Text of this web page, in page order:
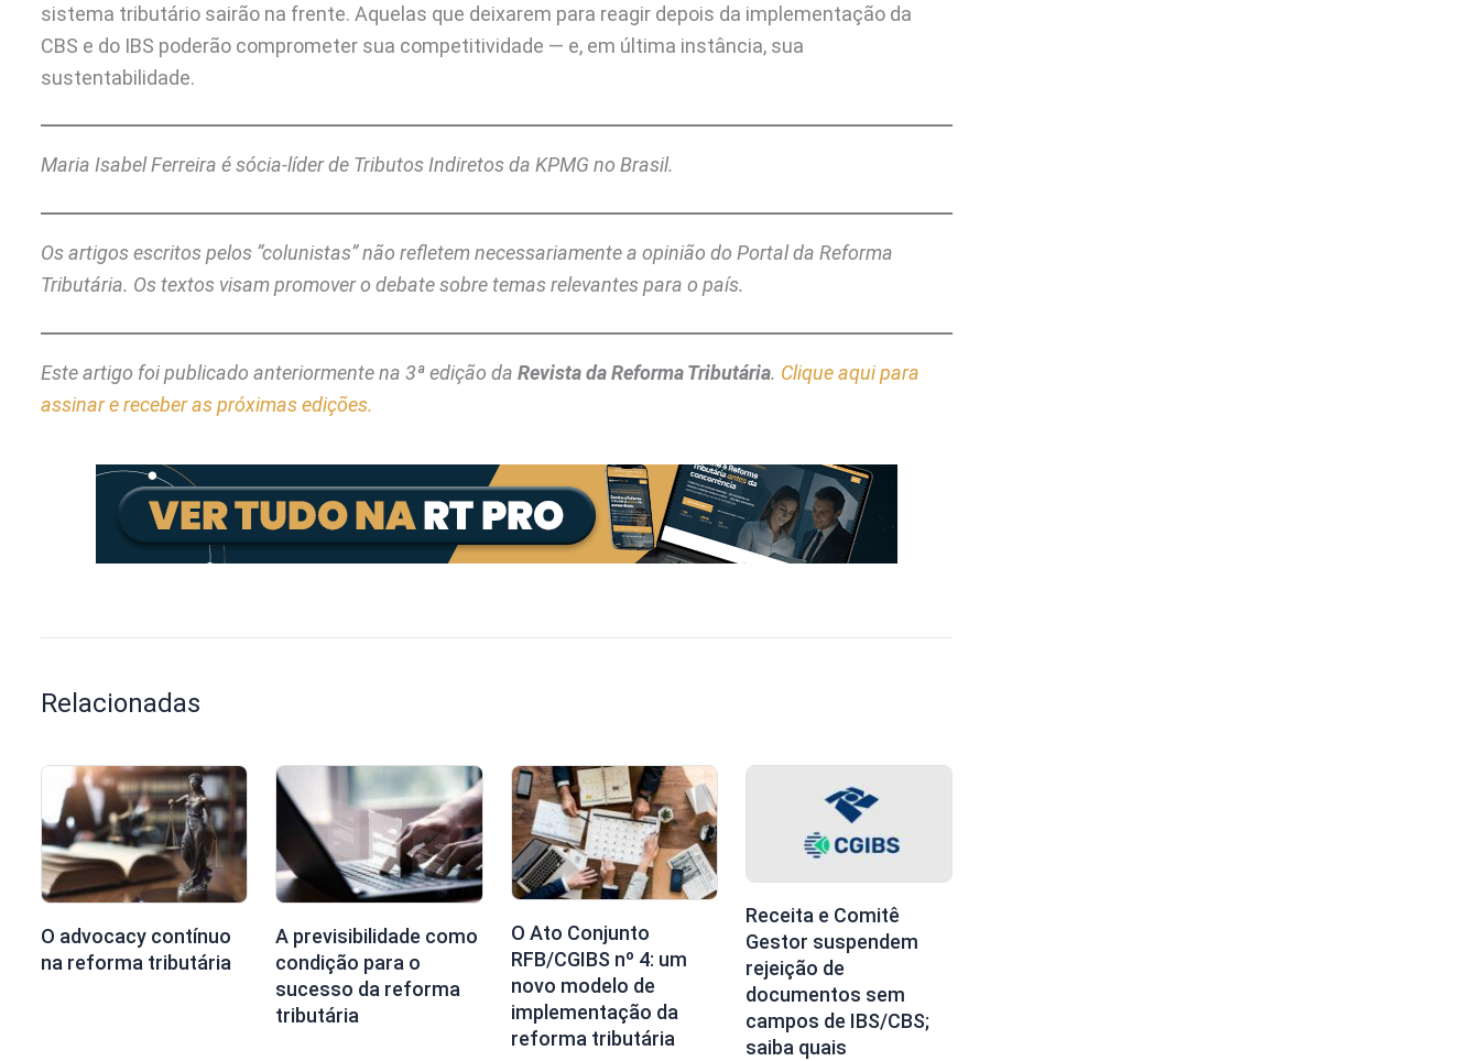
sistema tributário sairão na frente. Aquelas que deixarem para reagir depois da implementação da
CBS e do IBS poderão comprometer sua competitividade — e, em última instância, sua
sustentabilidade.
Maria Isabel Ferreira é sócia-líder de Tributos Indiretos da KPMG no Brasil.
Os artigos escritos pelos “colunistas” não refletem necessariamente a opinião do Portal da Reforma
Tributária. Os textos visam promover o debate sobre temas relevantes para o país.
Este artigo foi publicado anteriormente na 3ª edição da Revista da Reforma Tributária. Clique aqui para
assinar e receber as próximas edições.
Relacionadas
O advocacy contínuo
na reforma tributária
A previsibilidade como
condição para o
sucesso da reforma
tributária
O Ato Conjunto
RFB/CGIBS nº 4: um
novo modelo de
implementação da
reforma tributária
Receita e Comitê
Gestor suspendem
rejeição de
documentos sem
campos de IBS/CBS;
saiba quais